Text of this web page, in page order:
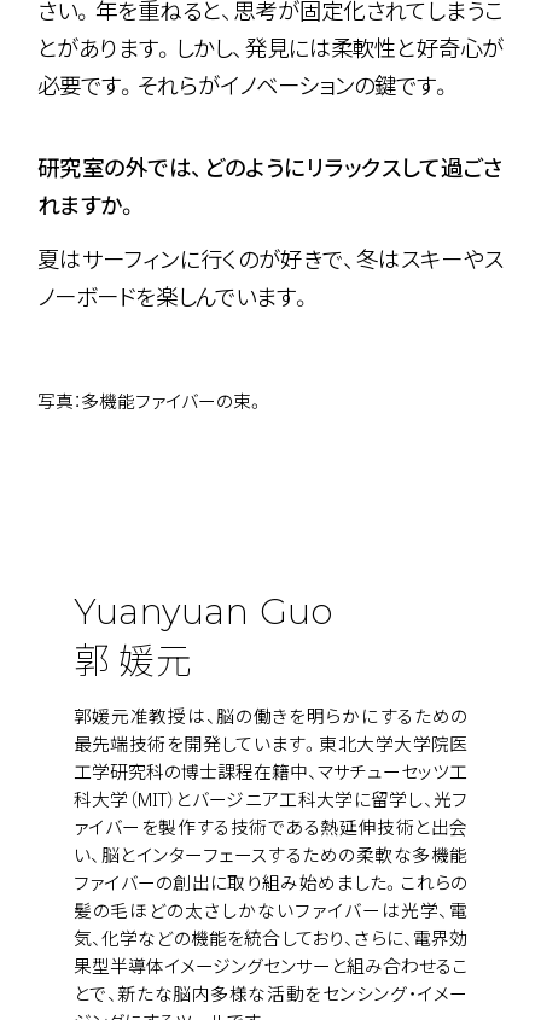
さい。年を重ねると、思考が固定化されてしまうこ
とがあります。しかし、発見には柔軟性と好奇心が
必要です。それらがイノベーションの鍵です。
研究室の外では、どのようにリラックスして過ごさ
れますか。
夏はサーフィンに行くのが好きで、冬はスキーやス
ノーボードを楽しんでいます。
写真：多機能ファイバーの束。
Yuanyuan Guo
郭 媛元
郭媛元准教授は、脳の働きを明らかにするための
最先端技術を開発しています。東北大学大学院医
工学研究科の博士課程在籍中、マサチューセッツ工
科大学（MIT）とバージニア工科大学に留学し、光フ
ァイバーを製作する技術である熱延伸技術と出会
い、脳とインターフェースするための柔軟な多機能
ファイバーの創出に取り組み始めました。これらの
髪の毛ほどの太さしかないファイバーは光学、電
気、化学などの機能を統合しており、さらに、電界効
果型半導体イメージングセンサーと組み合わせるこ
とで、新たな脳内多様な活動をセンシング・イメー